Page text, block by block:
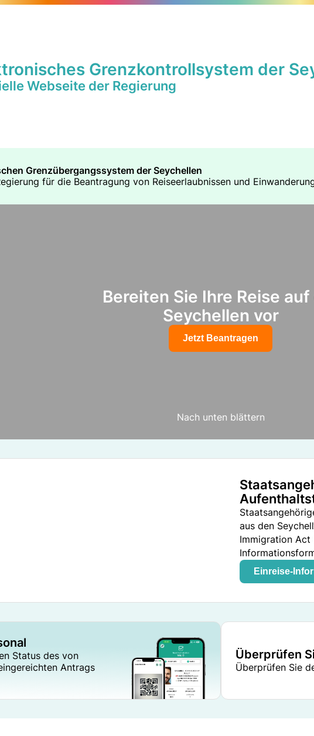
Grenzkontrollsystem der
Webseite der Regierung
Grenzübergangssystem der Seychellen
für die Beantragung von Reiseerlaubnissen und
Bereiten Sie Ihre Reise
Seychellen vor
Jetzt Beantragen
Nach unten blättern
aus den
Immigration Act
Einreise-
Status des von
Antrags
Überprüfen
Überprüfen Sie